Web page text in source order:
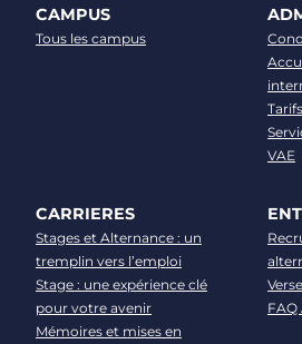
CAMPUS
Tous les campus
VAE
CARRIERES
Stages et Alternance : un
tremplin vers l’emploi
Stage : une expérience clé
pour votre avenir
Mémoires et mises en